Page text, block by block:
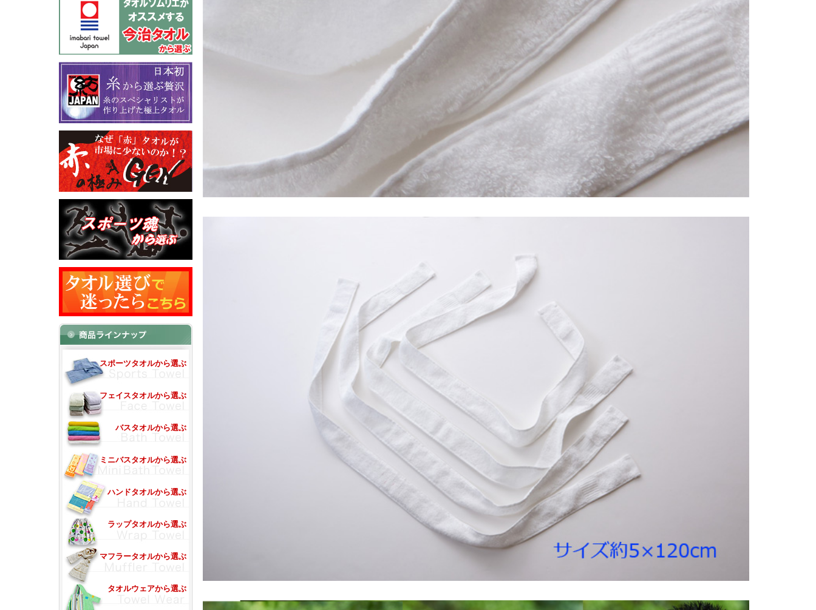
スポーツタオルから選ぶ
フェイスタオルから選ぶ
バスタオルから選ぶ
ミニバスタオルから選ぶ
ハンドタオルから選ぶ
ラップタオルから選ぶ
マフラータオルから選ぶ
タオルウェアから選ぶ